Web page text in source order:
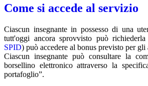
Come si accede al servizio
Ciascun insegnante in possesso di una
tutt'oggi ancora sprovvisto può
SPID) può accedere al bonus previsto per
Ciascun insegnante può consultare la
borsellino elettronico attraverso la
portafoglio”.